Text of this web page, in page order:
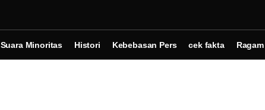
Suara Minoritas Histori Kebebasan Pers cek fakta Ragam